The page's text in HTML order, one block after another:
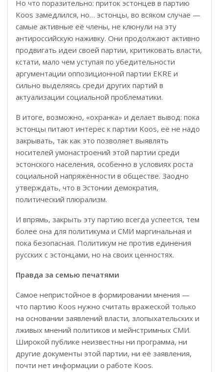
Но что поразительно: приток эстонцев в партию
Koos замедлился, но… эстонцы, во всяком случае —
самые активные её члены, не клюнули на эту
антироссийскую наживку. Они продолжают активно
продвигать идеи своей партии, критиковать власти,
кстати, мало чем уступая по убедительности
аргументации оппозиционной партии EKRE и
сильно выделяясь среди других партий в
актуализации социальной проблематики.
В итоге, возможно, «охранка» и делает вывод: пока
эстонцы питают интерес к партии Koos, её не надо
закрывать, так как это позволяет выявлять
носителей умонастроений этой партии среди
эстонского населения, особенно в условиях роста
социальной напряжённости в обществе. Заодно
утверждать, что в Эстонии демократия,
политический плюрализм.
И впрямь, закрыть эту партию всегда успеется, тем
более она для политикума и СМИ маргинальная и
пока безопасная. Политикум не против единения
русских с эстонцами, но на своих ценностях.
Правда за семью печатями
Самое непристойное в формировании мнения —
что партию Koos нужно считать вражеской только
на основании заявлений власти, злопыхательских и
лживых мнений политиков и мейнстримных СМИ.
Широкой публике неизвестны ни программа, ни
другие документы этой партии, ни её заявления,
почти нет информации о работе Koos.